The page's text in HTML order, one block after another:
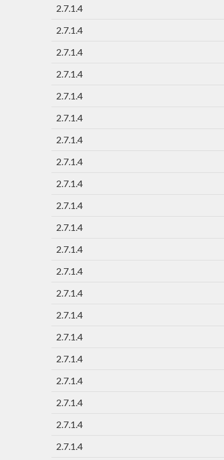
2.7.1.4
2.7.1.4
2.7.1.4
2.7.1.4
2.7.1.4
2.7.1.4
2.7.1.4
2.7.1.4
2.7.1.4
2.7.1.4
2.7.1.4
2.7.1.4
2.7.1.4
2.7.1.4
2.7.1.4
2.7.1.4
2.7.1.4
2.7.1.4
2.7.1.4
2.7.1.4
2.7.1.4